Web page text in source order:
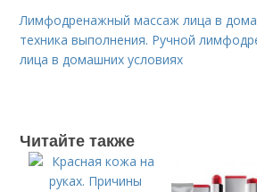
Лимфодренажный массаж лица в
техника выполнения. Ручной
лица в домашних условиях
Читайте также